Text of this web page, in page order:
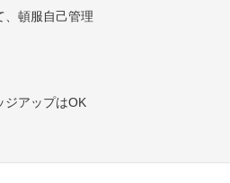
、頓服自己管理
アップはOK